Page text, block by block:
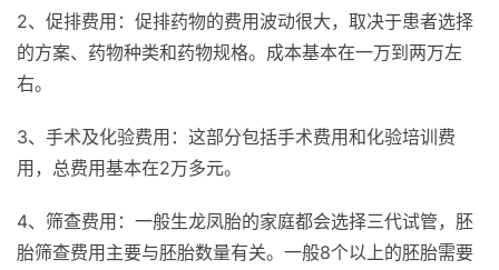
2、促排费用：促排药物的费用波动很大，取决于患者选择
的方案、药物种类和药物规格。成本基本在一万到两万左
右。
3、手术及化验费用：这部分包括手术费用和化验培训费
用，总费用基本在2万多元。
4、筛查费用：一般生龙凤胎的家庭都会选择三代试管，胚
胎筛查费用主要与胚胎数量有关。一般8个以上的胚胎需要